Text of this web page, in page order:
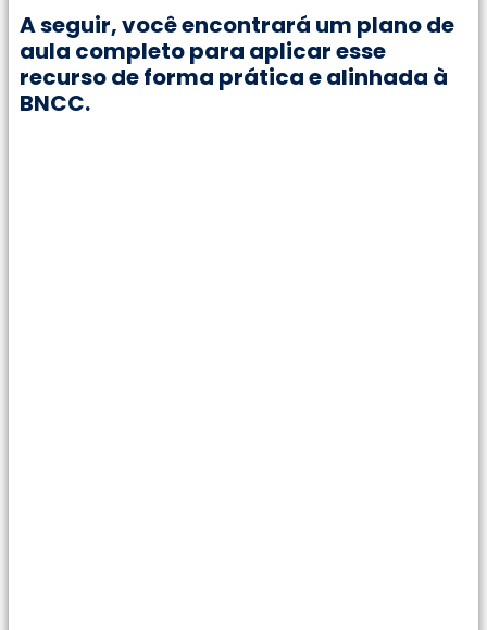
A seguir, você encontrará um plano de
aula completo para aplicar esse
recurso de forma prática e alinhada à
BNCC.